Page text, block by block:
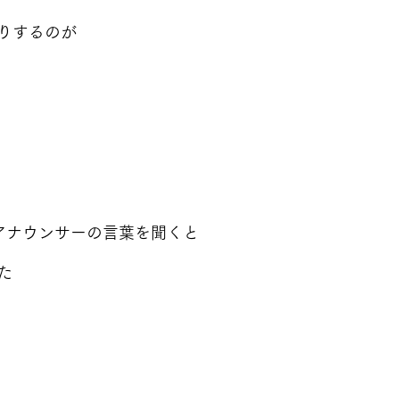
するのが
ウンサーの言葉を聞くと